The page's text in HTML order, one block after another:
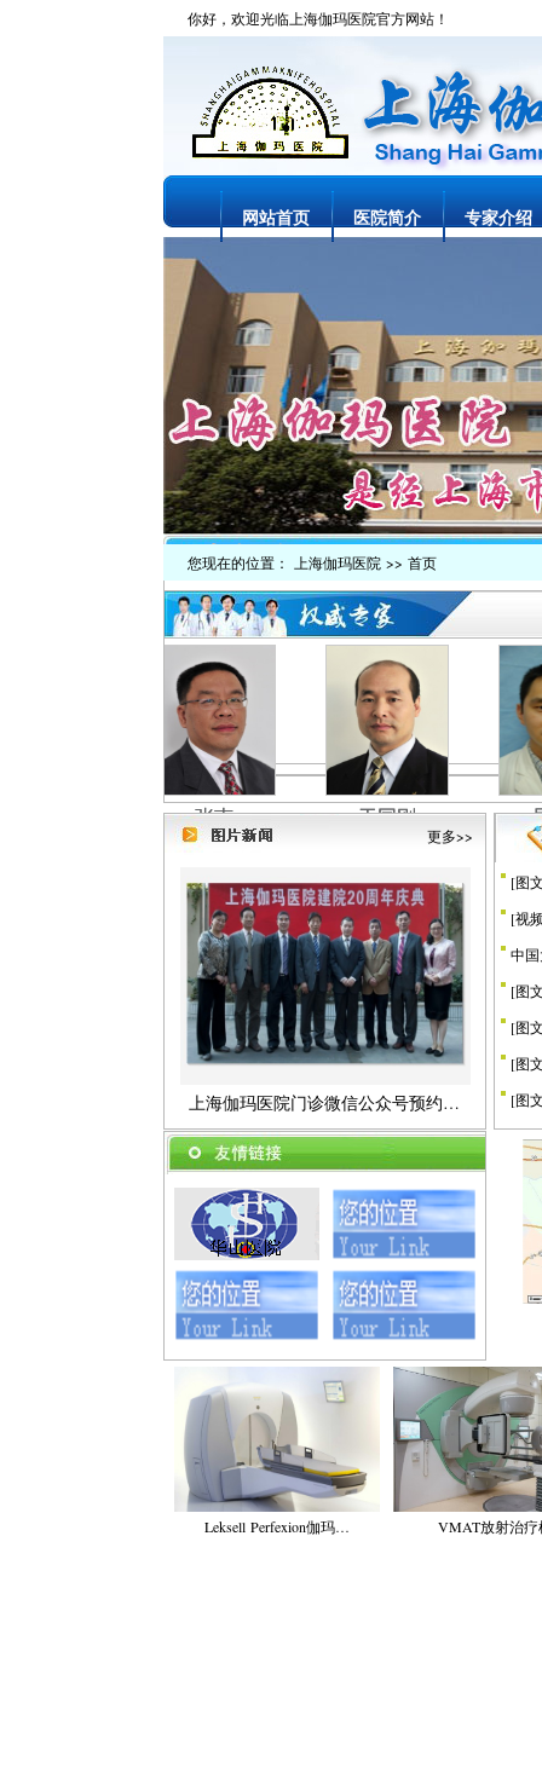
你好，欢迎光临上海伽玛医院官方网站！
网站首页 医院简介 专家介绍
您现在的位置： 上海伽玛医院 >> 首页
于同刚 吴翰峰 汤旭群
于同刚 吴翰峰 汤旭群
更多>>
上海伽玛医院门诊微信公众号预约…
[图
[视
中
[图
[图
[图
[图
Leksell Perfexion伽玛… VMAT放射治疗